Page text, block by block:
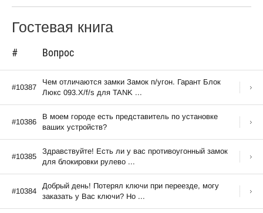
Гостевая книга
# Вопрос
#10387
Чем отличаются замки Замок п/угон. Гарант Блок
Люкс 093.X/f/s для TANK ...
#10386
В моем городе есть представитель по установке
ваших устройств?
#10385
Здравствуйте! Есть ли у вас противоугонный замок
для блокировки рулево ...
#10384
Добрый день! Потерял ключи при переезде, могу
заказать у Вас ключи? Но ...